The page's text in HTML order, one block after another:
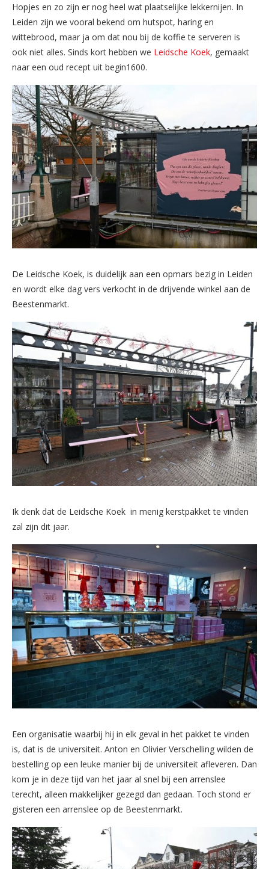
Hopjes en zo zijn er nog heel wat plaatselijke lekkernijen. In
Leiden zijn we vooral bekend om hutspot, haring en
wittebrood, maar ja om dat nou bij de koffie te serveren is
ook niet alles. Sinds kort hebben we Leidsche Koek, gemaakt
naar een oud recept uit begin1600.
De Leidsche Koek, is duidelijk aan een opmars bezig in Leiden
en wordt elke dag vers verkocht in de drijvende winkel aan de
Beestenmarkt.
Ik denk dat de Leidsche Koek in menig kerstpakket te vinden
zal zijn dit jaar.
Een organisatie waarbij hij in elk geval in het pakket te vinden
is, dat is de universiteit. Anton en Olivier Verschelling wilden de
bestelling op een leuke manier bij de universiteit afleveren. Dan
kom je in deze tijd van het jaar al snel bij een arrenslee
terecht, alleen makkelijker gezegd dan gedaan. Toch stond er
gisteren een arrenslee op de Beestenmarkt.